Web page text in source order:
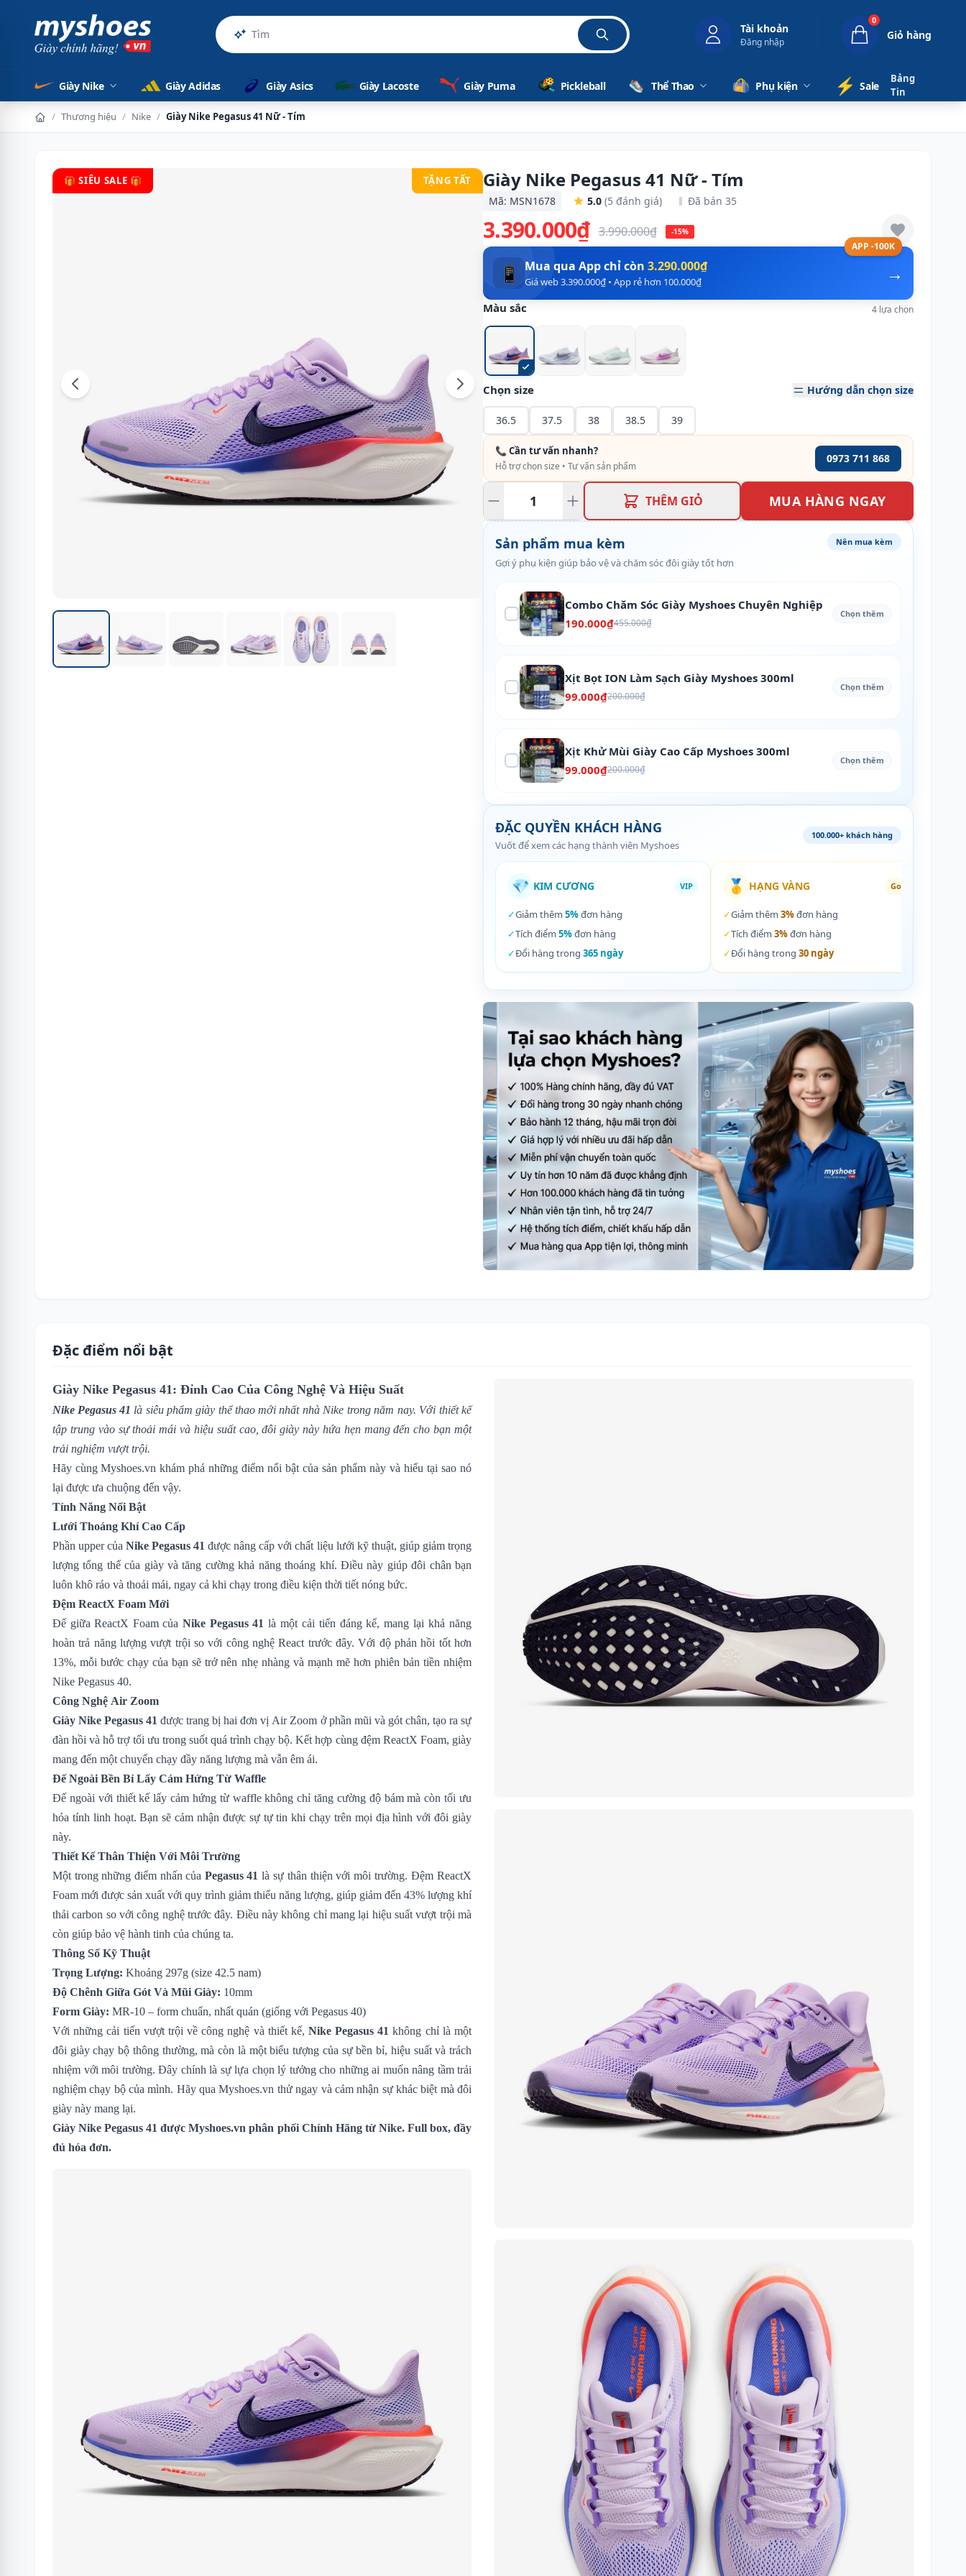
Sản phẩm c Tài khoản
Đăng nhập
0
Giỏ hàng
Giày Nike Giày Adidas Giày Asics Giày Lacoste Giày Puma Pickleball Thể Thao Phụ kiện ⚡️ Sale
Bảng
Tin
/ Thương hiệu / Nike / Giày Nike Pegasus 41 Nữ - Tím
🎁 SIÊU SALE 🎁 TẶNG TẤT Giày Nike Pegasus 41 Nữ - Tím
Mã: MSN1678 5.0 (5 đánh giá) Đã bán 35
3.390.000₫ 3.990.000₫ -15%
APP -100K
→
📱 Mua qua App chỉ còn 3.290.000₫
Giá web 3.390.000₫ • App rẻ hơn 100.000₫
Màu sắc 4 lựa chọn
Chọn size Hướng dẫn chọn size
36.5 37.5 38 38.5 39
📞 Cần tư vấn nhanh?
Hỗ trợ chọn size • Tư vấn sản phẩm
0973 711 868
THÊM GIỎ MUA HÀNG NGAY
Sản phẩm mua kèm
Gợi ý phụ kiện giúp bảo vệ và chăm sóc đôi giày tốt hơn
Nên mua kèm
Combo Chăm Sóc Giày Myshoes Chuyên Nghiệp
190.000₫455.000₫
Chọn thêm
Xịt Bọt ION Làm Sạch Giày Myshoes 300ml
99.000₫200.000₫
Chọn thêm
Xịt Khử Mùi Giày Cao Cấp Myshoes 300ml
99.000₫200.000₫
Chọn thêm
ĐẶC QUYỀN KHÁCH HÀNG
Vuốt để xem các hạng thành viên Myshoes
100.000+ khách hàng
💎 KIM CƯƠNG VIP
✓Giảm thêm 5%đơn hàng
✓Tích điểm 5%đơn hàng
✓Đổi hàng trong 365 ngày
🥇 HẠNG VÀNG Gold
✓Giảm thêm 3%đơn hàng
✓Tích điểm 3%đơn hàng
✓Đổi hàng trong 30 ngày
Đặc điểm nổi bật
Giày Nike Pegasus 41: Đỉnh Cao Của Công Nghệ Và Hiệu Suất
Nike Pegasus 41 là siêu phẩm giày thể thao mới nhất nhà Nike trong năm nay. Với thiết kế
tập trung vào sự thoải mái và hiệu suất cao, đôi giày này hứa hẹn mang đến cho bạn một
trải nghiệm vượt trội.
Hãy cùng Myshoes.vn khám phá những điểm nổi bật của sản phẩm này và hiểu tại sao nó
lại được ưa chuộng đến vậy.
Tính Năng Nổi Bật
Lưới Thoáng Khí Cao Cấp
Phần upper của Nike Pegasus 41 được nâng cấp với chất liệu lưới kỹ thuật, giúp giảm trọng
lượng tổng thể của giày và tăng cường khả năng thoáng khí. Điều này giúp đôi chân bạn
luôn khô ráo và thoải mái, ngay cả khi chạy trong điều kiện thời tiết nóng bức.
Đệm ReactX Foam Mới
Đế giữa ReactX Foam của Nike Pegasus 41 là một cải tiến đáng kể, mang lại khả năng
hoàn trả năng lượng vượt trội so với công nghệ React trước đây. Với độ phản hồi tốt hơn
13%, mỗi bước chạy của bạn sẽ trở nên nhẹ nhàng và mạnh mẽ hơn phiên bản tiền nhiệm
Nike Pegasus 40.
Công Nghệ Air Zoom
Giày Nike Pegasus 41 được trang bị hai đơn vị Air Zoom ở phần mũi và gót chân, tạo ra sự
đàn hồi và hỗ trợ tối ưu trong suốt quá trình chạy bộ. Kết hợp cùng đệm ReactX Foam, giày
mang đến một chuyến chạy đầy năng lượng mà vẫn êm ái.
Đế Ngoài Bền Bỉ Lấy Cảm Hứng Từ Waffle
Đế ngoài với thiết kế lấy cảm hứng từ waffle không chỉ tăng cường độ bám mà còn tối ưu
hóa tính linh hoạt. Bạn sẽ cảm nhận được sự tự tin khi chạy trên mọi địa hình với đôi giày
này.
Thiết Kế Thân Thiện Với Môi Trường
Một trong những điểm nhấn của Pegasus 41 là sự thân thiện với môi trường. Đệm ReactX
Foam mới được sản xuất với quy trình giảm thiểu năng lượng, giúp giảm đến 43% lượng khí
thải carbon so với công nghệ trước đây. Điều này không chỉ mang lại hiệu suất vượt trội mà
còn giúp bảo vệ hành tinh của chúng ta.
Thông Số Kỹ Thuật
Trọng Lượng: Khoảng 297g (size 42.5 nam)
Độ Chênh Giữa Gót Và Mũi Giày: 10mm
Form Giày: MR-10 – form chuẩn, nhất quán (giống với Pegasus 40)
Với những cải tiến vượt trội về công nghệ và thiết kế, Nike Pegasus 41 không chỉ là một
đôi giày chạy bộ thông thường, mà còn là một biểu tượng của sự bền bỉ, hiệu suất và trách
nhiệm với môi trường. Đây chính là sự lựa chọn lý tưởng cho những ai muốn nâng tầm trải
nghiệm chạy bộ của mình. Hãy qua Myshoes.vn thử ngay và cảm nhận sự khác biệt mà đôi
giày này mang lại.
Giày Nike Pegasus 41 được Myshoes.vn phân phối Chính Hãng từ Nike. Full box, đầy
đủ hóa đơn.